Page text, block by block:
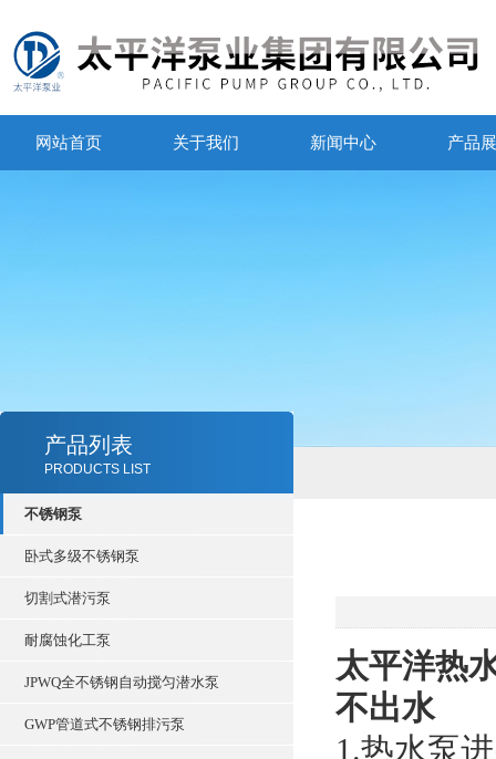
网站首页 关于我们 新闻中心 产品
产品列表
PRODUCTS LIST
不锈钢泵
卧式多级不锈钢泵
切割式潜污泵
耐腐蚀化工泵
JPWQ全不锈钢自动搅匀潜水泵
GWP管道式不锈钢排污泵
太平洋热
不出水
1.热水泵